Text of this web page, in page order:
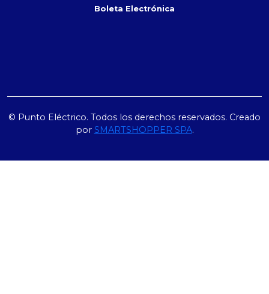
Boleta Electrónica
© Punto Eléctrico. Todos los derechos reservados. Creado
por SMARTSHOPPER SPA.